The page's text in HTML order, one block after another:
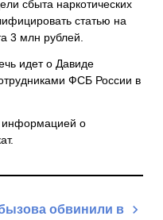
сбыта наркотических
статью на
3 млн рублей.
идет о Давиде
ФСБ России в
информацией о
обвинили в